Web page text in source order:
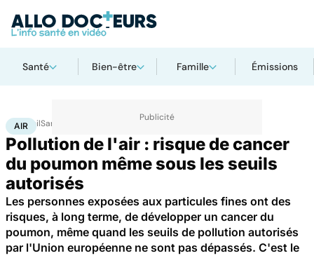
Santé Bien-être Famille Émissions
AccueilSanté
AIR
Pollution de l'air : risque de cancer
du poumon même sous les seuils
autorisés
Les personnes exposées aux particules fines ont des
risques, à long terme, de développer un cancer du
poumon, même quand les seuils de pollution autorisés
par l'Union européenne ne sont pas dépassés. C'est le